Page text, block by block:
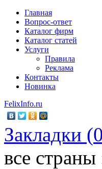
Главная
Вопрос-ответ
Каталог фирм
Каталог статей
Услуги
Правила
Реклама
Контакты
Новинка
FelixInfo.ru
Закладки (0
все